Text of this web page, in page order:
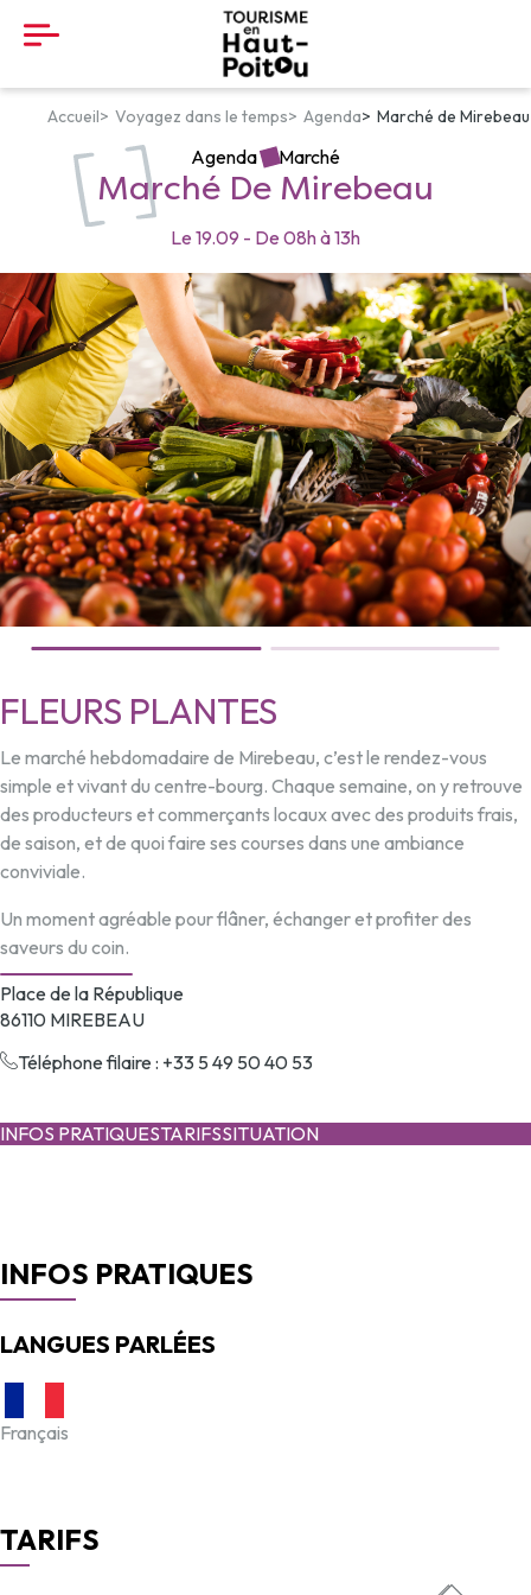
Panneau de gestion des cookies
Accueil Voyagez dans le temps Agenda Marché de Mirebeau
Agenda Marché
Marché De Mirebeau
Le 19.09 - De 08hà13h
FLEURS PLANTES
Le marché hebdomadaire de Mirebeau, c’est le rendez-vous
simple et vivant du centre-bourg. Chaque semaine, on y retrouve
des producteurs et commerçants locaux avec des produits frais,
de saison, et de quoi faire ses courses dans une ambiance
conviviale.
Un moment agréable pour flâner, échanger et profiter des
saveurs du coin.
Place de la République
86110 MIREBEAU
Téléphone filaire : +33 5 49 50 40 53
INFOS PRATIQUESTARIFSSITUATION
INFOS PRATIQUES
LANGUES PARLÉES
Français
TARIFS